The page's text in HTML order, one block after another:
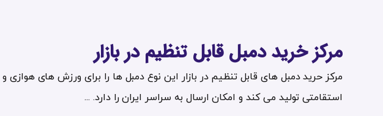
مرکز خرید دمبل قابل تنظیم در بازار
مرکز حرید دمبل های قابل تنظیم در بازار این نوع دمبل ها را برای ورزش های هوازی و
استقامتی تولید می کند و امکان ارسال به سراسر ایران را دارد. ...